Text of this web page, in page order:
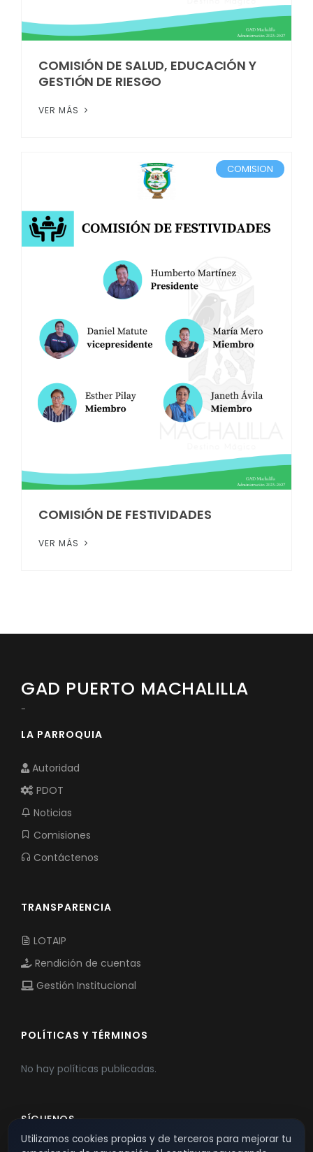
COMISIÓN DE SALUD, EDUCACIÓN Y
GESTIÓN DE RIESGO
VER MÁS
COMISION
COMISIÓN DE FESTIVIDADES
VER MÁS
GAD PUERTO MACHALILLA
-
LA PARROQUIA
Autoridad
PDOT
Noticias
Comisiones
Contáctenos
TRANSPARENCIA
LOTAIP
Rendición de cuentas
Gestión Institucional
POLÍTICAS Y TÉRMINOS
No hay políticas publicadas.
SÍGUENOS
Utilizamos cookies propias y de terceros para mejorar tu